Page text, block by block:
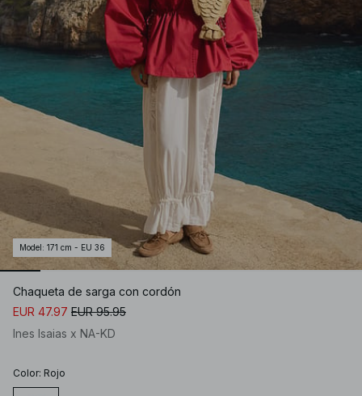
Model : 171 cm - EU 36
Chaqueta de sarga con cordón
EUR 47.97 EUR 95.95
Ines Isaias x NA-KD
Color: Rojo